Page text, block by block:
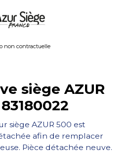
siège AZUR
siège AZUR 500 est
afin de remplacer
Pièce détachée neuve.
non contractuelle